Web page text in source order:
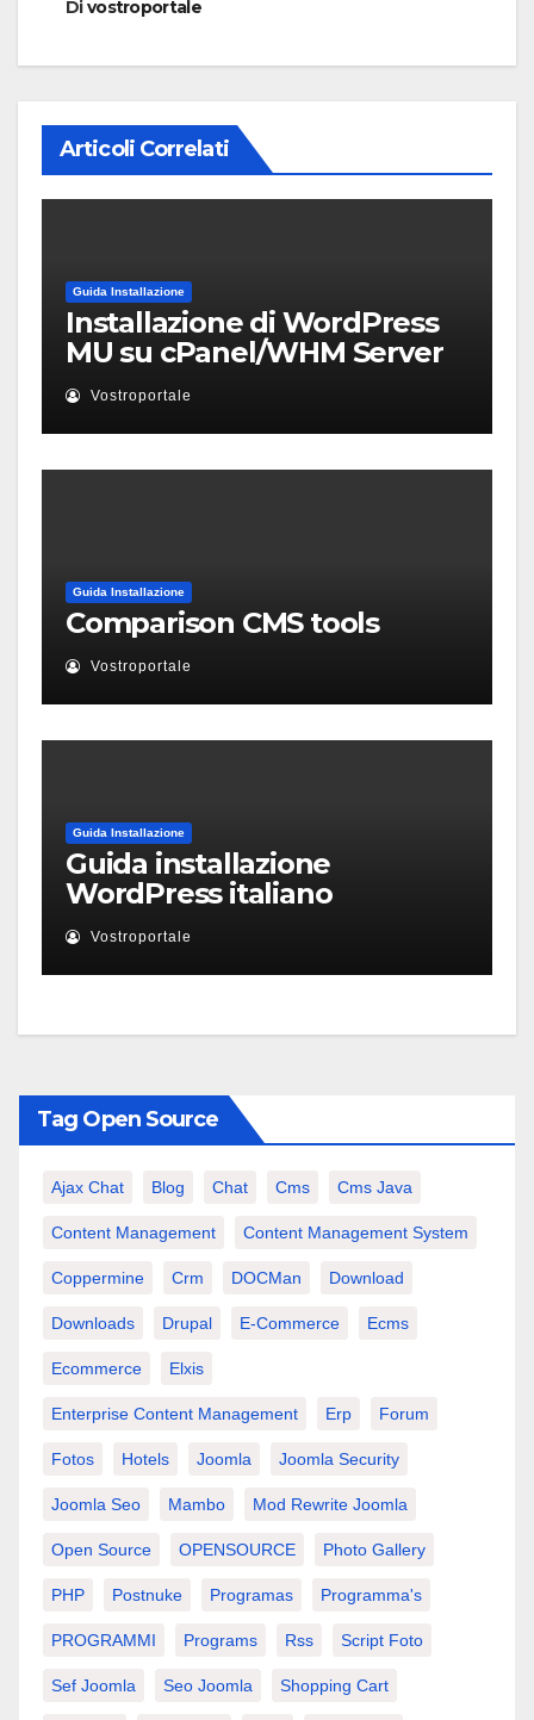
Divostroportale
Articoli Correlati
Guida Installazione
Installazione di WordPress
MU su cPanel/WHM Server
Vostroportale
Guida Installazione
Comparison CMS tools
Vostroportale
Guida Installazione
Guida installazione
WordPress italiano
Vostroportale
Tag Open Source
Ajax Chat Blog Chat Cms Cms Java
Content Management Content Management System
Coppermine Crm DOCMan Download
Downloads Drupal E-Commerce Ecms
Ecommerce Elxis
Enterprise Content Management Erp Forum
Fotos Hotels Joomla Joomla Security
Joomla Seo Mambo Mod Rewrite Joomla
Open Source OPENSOURCE Photo Gallery
PHP Postnuke Programas Programma's
PROGRAMMI Programs Rss Script Foto
Sef Joomla Seo Joomla Shopping Cart